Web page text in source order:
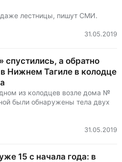
лестницы, пишут СМИ.
31.05.2019
спустились, а обратно
Нижнем Тагиле в колодце
из колодцев возле дома №
были обнаружены тела двух
31.05.2019
15 с начала года: в